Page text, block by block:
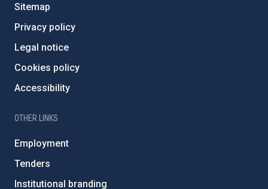
Sitemap
Privacy policy
Legal notice
Cookies policy
Accessibility
OTHER LINKS
Employment
Tenders
Institutional branding